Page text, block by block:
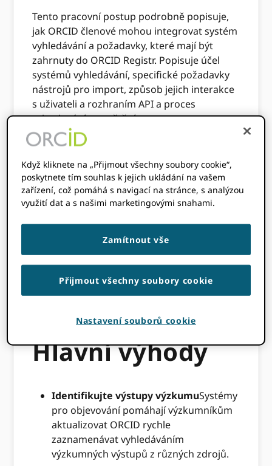
Tento pracovní postup podrobně popisuje,
jak ORCID členové mohou integrovat systém
vyhledávání a požadavky, které mají být
zahrnuty do ORCID Registr. Popisuje účel
systémů vyhledávání, specifické požadavky
nástrojů pro import, způsob jejich interakce
s uživateli a rozhraním API a proces
schvalování a spuštění.
Očekávané
publikum
který mohou používat databáze abstraktů a
citací, bibliografické katalogy, agregátory
metadat, registrační agentury a akademické
vyhledávače, které zapisují položky
Hlavní výhody
Identifikujte výstupy výzkumuSystémy
pro objevování pomáhají výzkumníkům
aktualizovat ORCID rychle
zaznamenávat vyhledáváním
výzkumných výstupů z různých zdrojů.
Když kliknete na „Přijmout všechny soubory cookie“,
poskytnete tím souhlas k jejich ukládání na vašem
zařízení, což pomáhá s navigací na stránce, s analýzou
využití dat a s našimi marketingovými snahami.
Zamítnout vše
Přijmout všechny soubory cookie
Nastavení souborů cookie